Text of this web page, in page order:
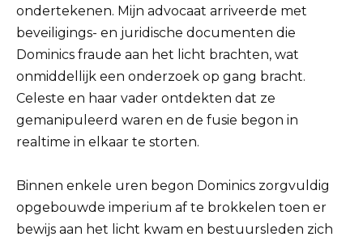
ondertekenen. Mijn advocaat arriveerde met
beveiligings- en juridische documenten die
Dominics fraude aan het licht brachten, wat
onmiddellijk een onderzoek op gang bracht.
Celeste en haar vader ontdekten dat ze
gemanipuleerd waren en de fusie begon in
realtime in elkaar te storten.
Binnen enkele uren begon Dominics zorgvuldig
opgebouwde imperium af te brokkelen toen er
bewijs aan het licht kwam en bestuursleden zich